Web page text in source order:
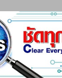
ามไปที่เนื้อหาห